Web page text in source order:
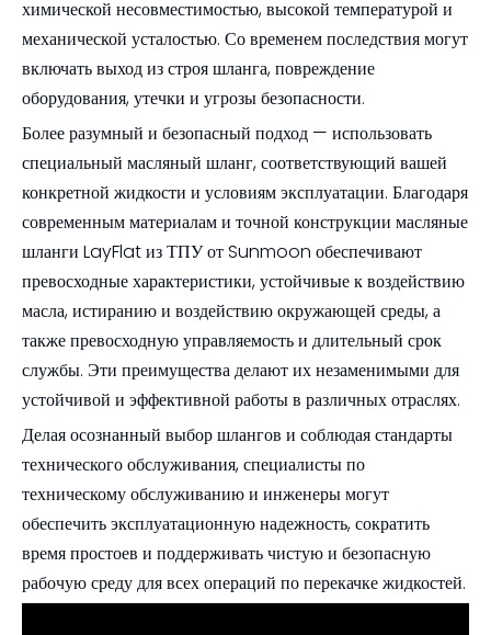
химической несовместимостью, высокой температурой и
механической усталостью. Со временем последствия могут
включать выход из строя шланга, повреждение
оборудования, утечки и угрозы безопасности.
Более разумный и безопасный подход — использовать
специальный масляный шланг, соответствующий вашей
конкретной жидкости и условиям эксплуатации. Благодаря
современным материалам и точной конструкции масляные
шланги LayFlat из ТПУ от Sunmoon обеспечивают
превосходные характеристики, устойчивые к воздействию
масла, истиранию и воздействию окружающей среды, а
также превосходную управляемость и длительный срок
службы. Эти преимущества делают их незаменимыми для
устойчивой и эффективной работы в различных отраслях.
Делая осознанный выбор шлангов и соблюдая стандарты
технического обслуживания, специалисты по
техническому обслуживанию и инженеры могут
обеспечить эксплуатационную надежность, сократить
время простоев и поддерживать чистую и безопасную
рабочую среду для всех операций по перекачке жидкостей.